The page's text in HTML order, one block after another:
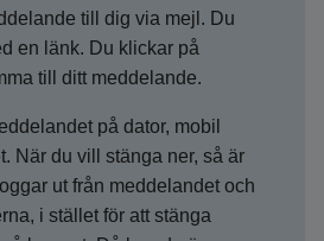
till dig via mejl. Du
en länk. Du klickar på
till ditt meddelande.
på dator, mobil
När du vill stänga ner, så är
ut från meddelandet och
i stället för att stänga